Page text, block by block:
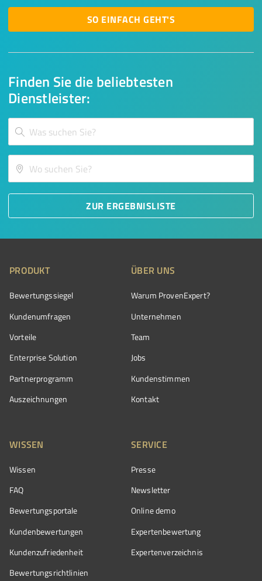
Finden Sie die beliebtesten
Dienstleister:
ZUR ERGEBNISLISTE
SO EINFACH GEHT'S
PRODUKT
Bewertungssiegel
Kundenumfragen
Vorteile
Enterprise Solution
Partnerprogramm
Auszeichnungen
ÜBER UNS
Warum ProvenExpert?
Unternehmen
Team
Jobs
Kundenstimmen
Kontakt
WISSEN
Wissen
FAQ
Bewertungsportale
Kundenbewertungen
Kundenzufriedenheit
Bewertungs­richtlinien
SERVICE
Presse
Newsletter
Online demo
Expertenbewertung
Expertenverzeichnis